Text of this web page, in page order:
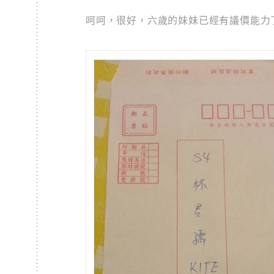
呵呵，很好，六歲的妹妹已經有議價能力